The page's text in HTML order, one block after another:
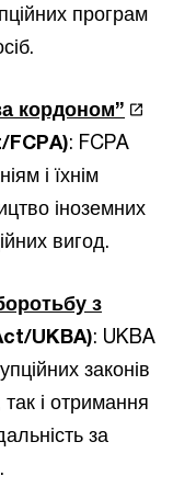
програм
кордоном”
: FCPA
і їхнім
іноземних
вигод.
з
UKBA): UKBA
законів
і отримання
за